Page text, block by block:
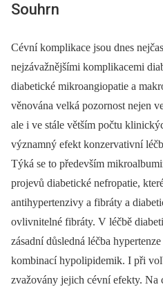
Souhrn
Cévní komplikace jsou dnes
nejzávažnějšími komplikacemi
diabetické mikroangiopatie a
věnována velká pozornost nejen
ale i ve stále větším počtu
významný efekt konzervativní
Týká se to především
projevů diabetické nefropatie,
antihypertenzivy a fibráty a
ovlivnitelné fibráty. V léčbě
zásadní důsledná léčba
kombinací hypolipidemik. I při
zvažovány jejich cévní efekty. Na